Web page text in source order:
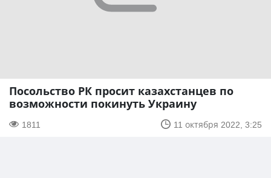
Посольство РК просит казахстанцев по
возможности покинуть Украину
1811 11 октября 2022, 3:25